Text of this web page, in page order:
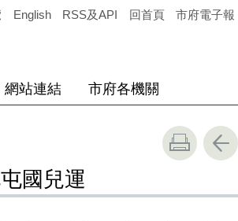
English RSS及API 回首頁 市府電子報
網站連結 市府各機關
國兒運